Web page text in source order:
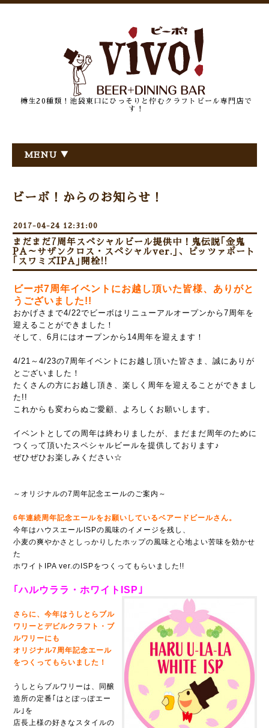
樽生20種類！池袋東口にひっそりと佇むクラフトビール専門店で
す！
MENU ▼
ビーボ！からのお知らせ！
2017-04-24 12:31:00
まだまだ7周年スペシャルビール提供中！鬼伝説｢金鬼
PA～サザンクロス・スペシャルver.｣、ピッツァポート
｢スワミズIPA｣開栓!!
ビーボ7周年イベントにお越し頂いた皆様、ありがと
うございました!!
おかげさまで4/22でビーボはリニューアルオープンから7周年を
迎えることができました！
そして、6月にはオープンから14周年を迎えます！
4/21～4/23の7周年イベントにお越し頂いた皆さま、誠にありが
とございました！
たくさんの方にお越し頂き、楽しく周年を迎えることができまし
た!!
これからも変わらぬご愛顧、よろしくお願いします。
イベントとしての周年は終わりましたが、まだまだ周年のために
つくって頂いたスペシャルビールを提供しております♪
ぜひぜひお楽しみください☆
～オリジナルの7周年記念エールのご案内～
6年連続周年記念エールをお願いしているベアードビールさん。
今年はハウスエールISPの風味のイメージを残し、
小麦の爽やかさとしっかりしたホップの風味と心地よい苦味を効かせ
た
ホワイトIPA ver.のISPをつくってもらいました!!
｢ハルウララ・ホワイトISP｣
さらに、今年はうしとらブル
ワリーとデビルクラフト・ブ
ルワリーにも
オリジナル7周年記念エール
をつくってもらいました！
うしとらブルワリーは、同醸
造所の定番｢はとぽっぽエー
ル｣を
店長上様の好きなスタイルの